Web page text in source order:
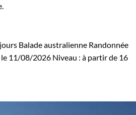
Balade australienne Randonnée
11/08/2026 Niveau : à partir de 16